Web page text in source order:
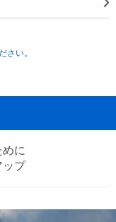
さい。
に
ップ